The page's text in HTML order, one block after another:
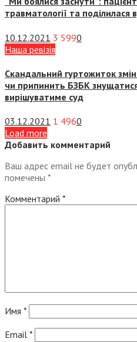
травматології та
10.12.2021 3 5990
Наша ревізія
Скандальний гуртожиток
чи припинить БЗБК
вирішуватиме суд
03.12.2021 1 4960
Load more
Добавить комментарий
Ваш адрес email не будет
помечены *
Комментарий *
Имя *
Email *